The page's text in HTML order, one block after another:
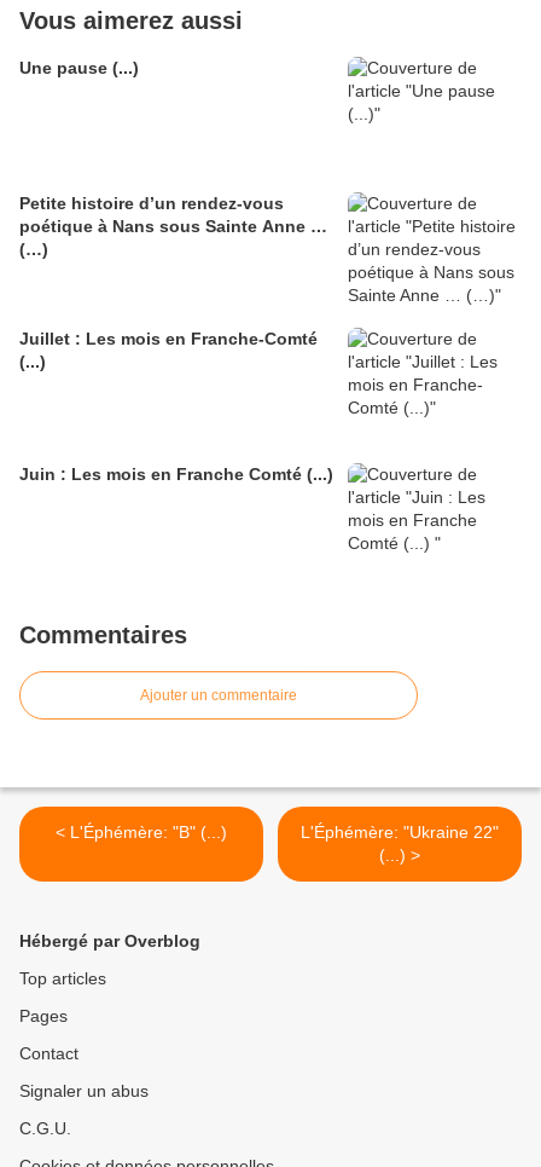
Vous aimerez aussi
Une pause (...)
Petite histoire d’un rendez-vous
poétique à Nans sous Sainte Anne …
(…)
Juillet : Les mois en Franche-Comté
(...)
Juin : Les mois en Franche Comté (...)
Commentaires
Ajouter un commentaire
< L'Éphémère: "B" (...)
L'Éphémère: "Ukraine 22"
(...) >
Hébergé par Overblog
Top articles
Pages
Contact
Signaler un abus
C.G.U.